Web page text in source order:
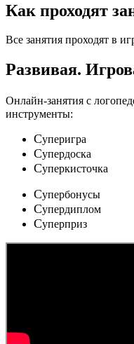
Как проходят
Все занятия проходят в
Развивая.
Онлайн-занятия с
инструменты:
Cуперигра
Cупердоска
Cуперкисточка
Cупербонусы
Cупердиплом
Cуперприз